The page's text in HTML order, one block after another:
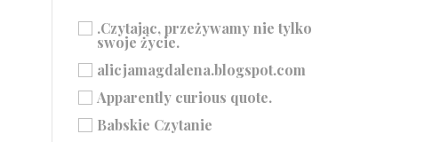
.Czytając, przeżywamy nie tylko
swoje życie.
alicjamagdalena.blogspot.com
Apparently curious quote.
Babskie Czytanie